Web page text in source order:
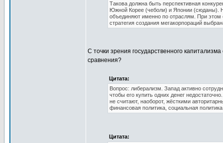
Такова должна быть перспективная
Южной Корее (чеболи) и Японии (сюданы).
объединяют именно по отраслям. При этом
стратегия создания мегакорпораций
С точки зрения государственного
сравнения?
Цитата:
Вопрос: либерализм. Запад активно
чтобы его купить одних денег
не считают, наоборот, жёсткими
финансовая политика, социальная
Цитата: